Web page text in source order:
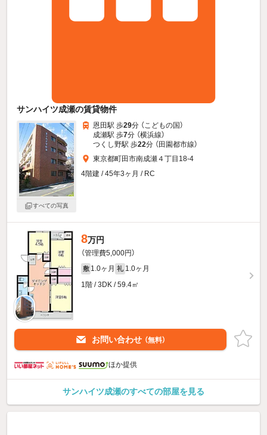
サンハイツ成瀬の賃貸物件
すべての写真
恩田駅 歩29分 （こどもの国）
成瀬駅 歩7分 （横浜線）
つくし野駅 歩22分 （田園都市線）
東京都町田市南成瀬４丁目18-4
4階建 / 45年3ヶ月 / RC
8万円
（管理費5,000円）
敷 1.0ヶ月 礼 1.0ヶ月
1階 / 3DK / 59.4㎡
お問い合わせ （無料）
ほか提供
サンハイツ成瀬のすべての部屋を見る